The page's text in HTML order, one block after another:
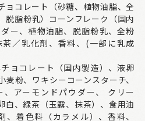
ョコレート（砂糖、植物油脂、全
脱脂粉乳）コーンフレーク（国内
ー、植物油脂、脱脂粉乳、全粉
／乳化剤、香料、(一部に乳成
ョコレート（国内製造）、液卵
粉、ワキシーコーンスターチ、
アーモンドパウダー、 クリー
白、緑茶（玉露、抹茶）、食用油
着色料（カラメル）、香料、